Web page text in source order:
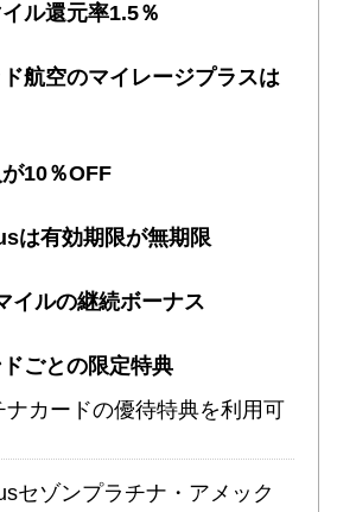
ル還元率1.5％
航空のマイレージプラスは
10％OFF
は有効期限が無期限
イルの継続ボーナス
ごとの限定特典
ナカードの優待特典を利用可
セゾンプラチナ・アメック